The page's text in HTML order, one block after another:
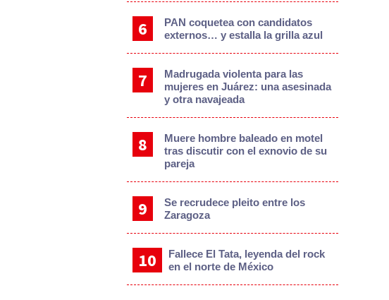
PAN coquetea con candidatos
externos… y estalla la grilla azul
Madrugada violenta para las
mujeres en Juárez: una asesinada
y otra navajeada
Muere hombre baleado en motel
tras discutir con el exnovio de su
pareja
Se recrudece pleito entre los
Zaragoza
Fallece El Tata, leyenda del rock
en el norte de México